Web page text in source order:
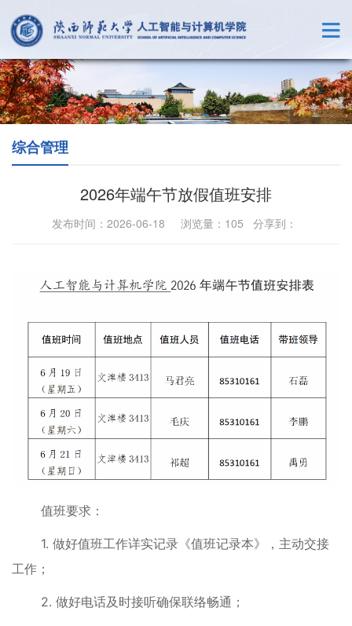
综合管理
2026年端午节放假值班安排
发布时间：2026-06-18 浏览量： 105 分享到：
值班要求：
1. 做好值班工作详实记录《值班记录本》，主动交接
工作；
2. 做好电话及时接听确保联络畅通；